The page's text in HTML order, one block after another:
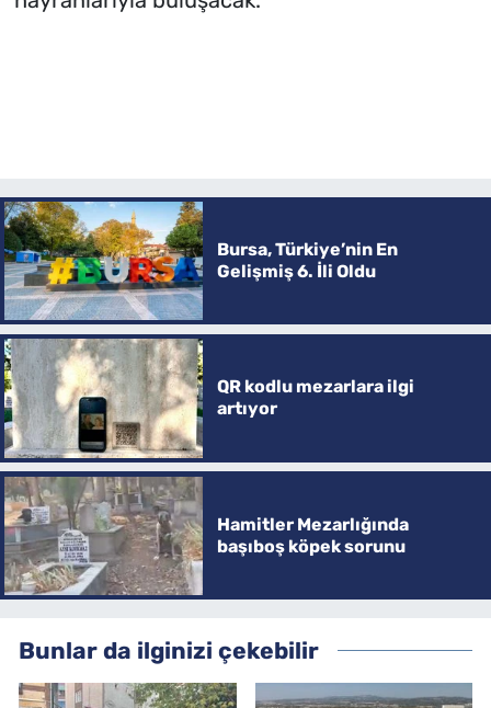
Bursa, Türkiye’nin En
Gelişmiş 6. İli Oldu
QR kodlu mezarlara ilgi
artıyor
Hamitler Mezarlığında
başıboş köpek sorunu
Bunlar da ilginizi çekebilir